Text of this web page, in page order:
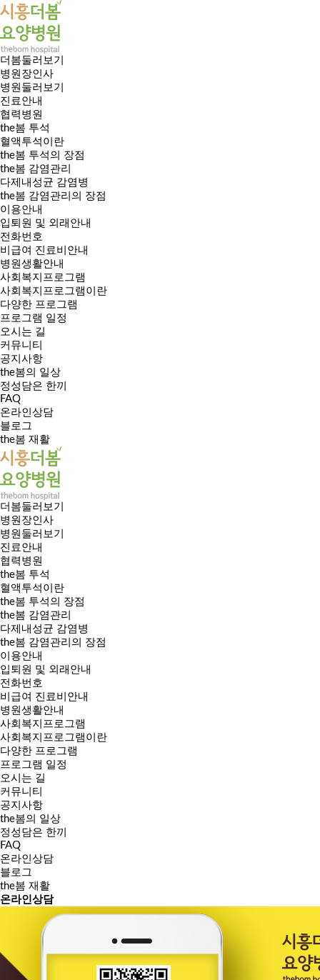
더봄둘러보기
병원장인사
병원둘러보기
진료안내
협력병원
the봄 투석
혈액투석이란
the봄 투석의 장점
the봄 감염관리
다제내성균 감염병
the봄 감염관리의 장점
이용안내
입퇴원 및 외래안내
전화번호
비급여 진료비안내
병원생활안내
사회복지프로그램
사회복지프로그램이란
다양한 프로그램
프로그램 일정
오시는 길
커뮤니티
공지사항
the봄의 일상
정성담은 한끼
FAQ
온라인상담
블로그
the봄 재활
더봄둘러보기
병원장인사
병원둘러보기
진료안내
협력병원
the봄 투석
혈액투석이란
the봄 투석의 장점
the봄 감염관리
다제내성균 감염병
the봄 감염관리의 장점
이용안내
입퇴원 및 외래안내
전화번호
비급여 진료비안내
병원생활안내
사회복지프로그램
사회복지프로그램이란
다양한 프로그램
프로그램 일정
오시는 길
커뮤니티
공지사항
the봄의 일상
정성담은 한끼
FAQ
온라인상담
블로그
the봄 재활
온라인상담